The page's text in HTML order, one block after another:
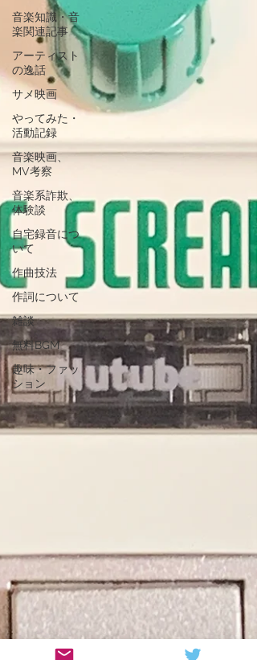
音楽知識・音
楽関連記事
アーティスト
の逸話
サメ映画
やってみた・
活動記録
音楽映画、
MV考察
音楽系詐欺、
体験談
自宅録音につ
いて
作曲技法
作詞について
雑談
無料BGM
趣味・ファッ
ション